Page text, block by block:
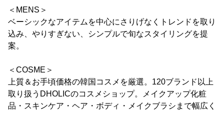
＜MENS＞
ベーシックなアイテムを中心にさりげなくトレンドを取り
込み、やりすぎない、シンプルで旬なスタイリングを提
案。
＜COSME＞
上質＆お手頃価格の韓国コスメを厳選。120ブランド以上
取り扱うDHOLICのコスメショップ。メイクアップ化粧
品・スキンケア・ヘア・ボディ・メイクブラシまで幅広く